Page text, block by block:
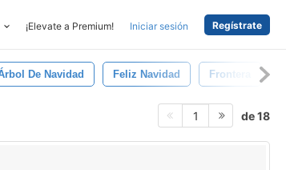
¡Elevate a Premium! Iniciar sesión Regístrate
De Navidad Feliz Navidad Frontera
1 de 18